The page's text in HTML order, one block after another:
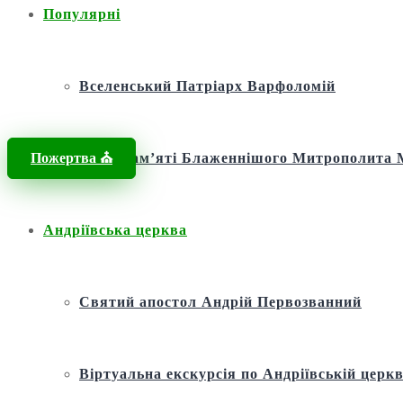
Популярні
Вселенський Патріарх Варфоломій
Фонд пам’яті Блаженнішого
Андріївська церква
Святий апостол Андрій Первозванний
Віртуальна екскурсія по Андріївській
Пожертва ⛪️